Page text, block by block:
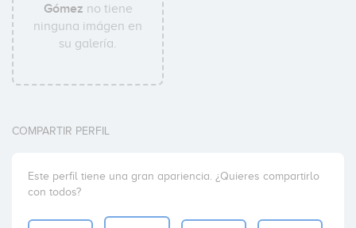
Gómez no tiene
ninguna imágen en
su galería.
COMPARTIR PERFIL
Este perfil tiene una gran apariencia. ¿Quieres compartirlo
con todos?